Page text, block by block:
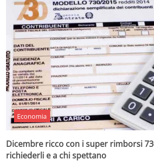
Economia
Dicembre ricco con i super rimborsi
richiederli e a chi spettano